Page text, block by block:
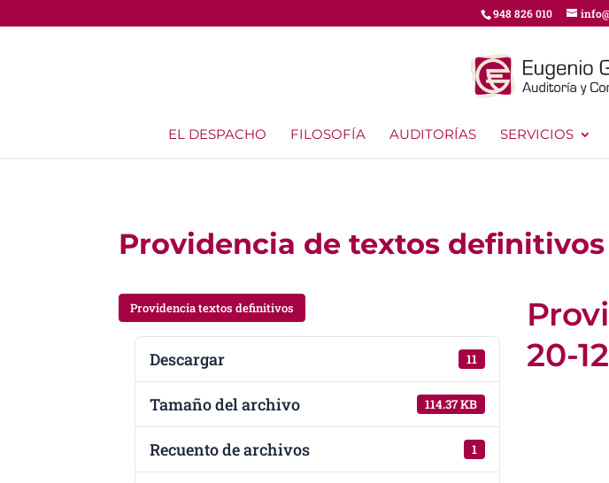
948 826 010
EL DESPACHO FILOSOFÍA AUDITORÍAS SERVICIOS
Providencia de textos definitivos
Providencia textos definitivos
Descargar 11
Tamaño del archivo 114.37 KB
Recuento de archivos 1
20-